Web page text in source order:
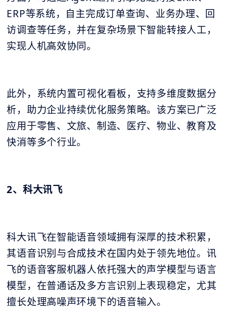
ERP等系统，自主完成订单查询、业务办理、回
访调查等任务，并在复杂场景下智能转接人工，
实现人机高效协同。
此外，系统内置可视化看板，支持多维度数据分
析，助力企业持续优化服务策略。该方案已广泛
应用于零售、文旅、制造、医疗、物业、教育及
快消等多个行业。
2、科大讯飞
科大讯飞在智能语音领域拥有深厚的技术积累，
其语音识别与合成技术在国内处于领先地位。讯
飞的语音客服机器人依托强大的声学模型与语言
模型，在普通话及多方言识别上表现稳定，尤其
擅长处理高噪声环境下的语音输入。